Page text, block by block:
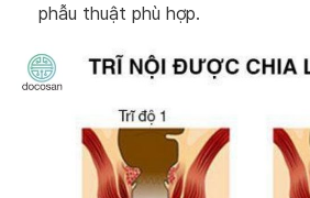
phẫu thuật phù hợp.